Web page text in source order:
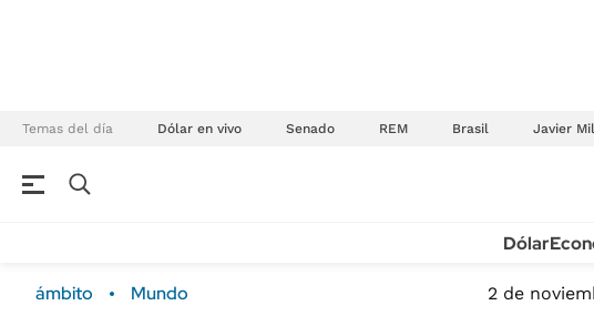
Temas del día Dólar en vivo Senado REM Brasil Javier
Dólar
ámbito Mundo 2 de